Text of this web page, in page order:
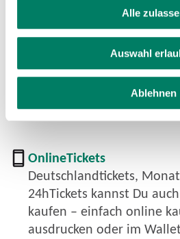
Alle
Auswahl
Ablehnen
Tickets des
findest Du schnell und
Verbindung und kaufst
passende Ticket für Deine
OnlineTickets
Deutschlandtickets,
24hTickets kannst Du
kaufen – einfach online
ausdrucken oder im